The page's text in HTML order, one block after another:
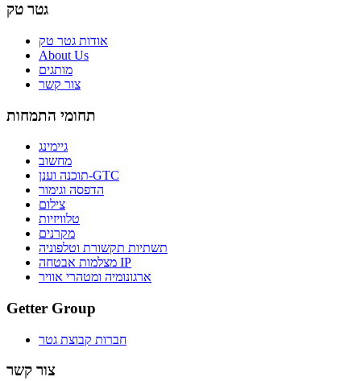
גטר טק
אודות גטר טק
About Us
מותגים
צור קשר
תחומי התמחות
גיימינג
מחשוב
תוכנה וענן-GTC
הדפסה וגימור
צילום
טלוויזיות
מקרנים
תשתיות תקשורת וטלפוניה
מצלמות אבטחה IP
ארגונומיה ומטהרי אוויר
Getter Group
חברות קבוצת גטר
צור קשר